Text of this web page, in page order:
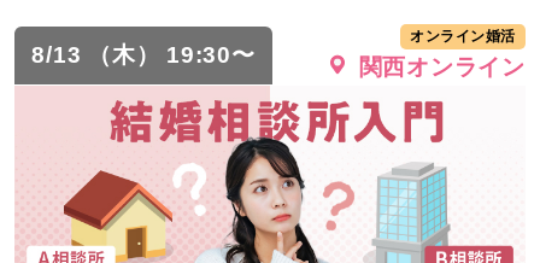
8/13 （木） 19:30〜
オンライン婚活
関西オンライン